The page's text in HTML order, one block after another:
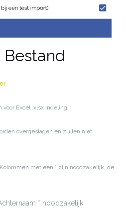
Bestand
.
voor Excel .xlsx indeling.
overgeslagen en zullen niet
met een * zijn noodzakelijk, de
* noodzakelijk